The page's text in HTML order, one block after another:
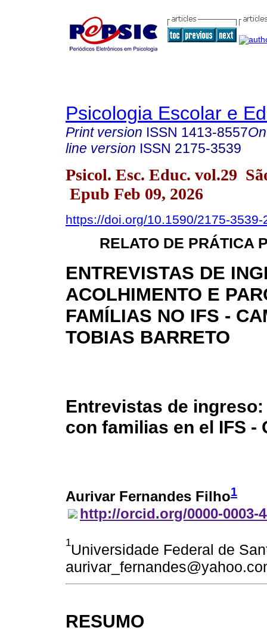
Psicologia Escolar e
Print version ISSN 1413-8557
line version ISSN 2175-3539
Psicol. Esc. Educ. vol.29
Epub Feb 09, 2026
https://doi.org/10.1590/2175-3539-
RELATO DE PRÁTICA
ENTREVISTAS DE
ACOLHIMENTO E
FAMÍLIAS NO IFS -
TOBIAS BARRETO
Entrevistas de
con familias en el IFS -
Aurivar Fernandes Filho1
http://orcid.org/0000-0003-
1Universidade Federal de
RESUMO